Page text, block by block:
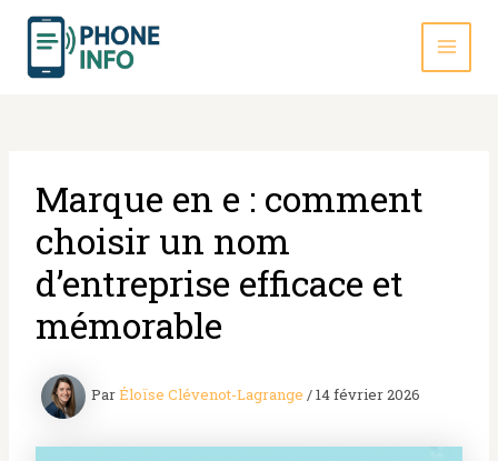
Aller
Marque en e : comment
choisir un nom
d’entreprise efficace et
mémorable
ParÉloïse Clévenot-Lagrange /14 février 2026